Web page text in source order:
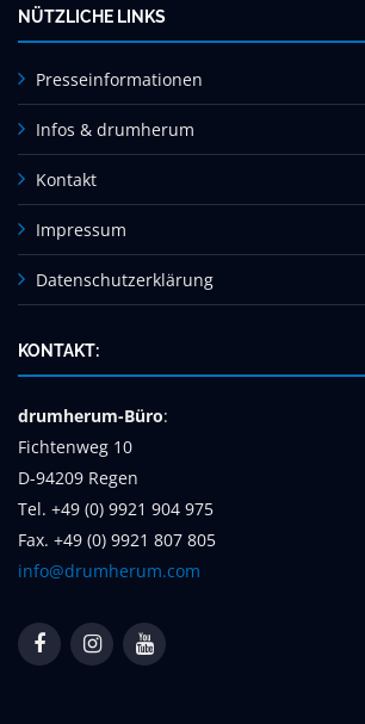
NÜTZLICHE LINKS
Presseinformationen
Infos & drumherum
Kontakt
Impressum
Datenschutzerklärung
KONTAKT:
drumherum-Büro:
Fichtenweg 10
D-94209 Regen
Tel. +49 (0) 9921 904 975
Fax. +49 (0) 9921 807 805
info@drumherum.com